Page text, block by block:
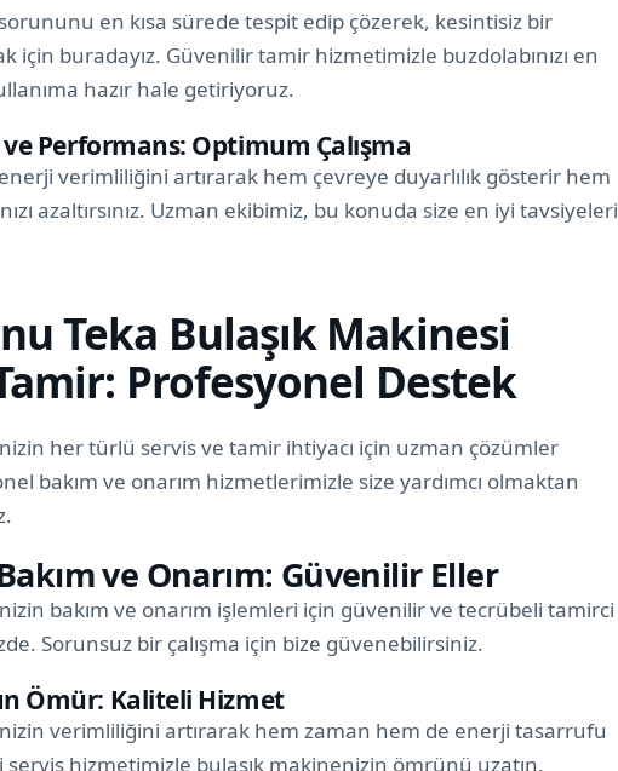
sorununu en kısa sürede tespit edip çözerek, kesintisiz bir
için buradayız. Güvenilir tamir hizmetimizle buzdolabınızı en
hazır hale getiriyoruz.
Performans: Optimum Çalışma
enerji verimliliğini artırarak hem çevreye duyarlılık gösterir hem
azaltırsınız. Uzman ekibimiz, bu konuda size en iyi tavsiyeleri
Teka Bulaşık Makinesi
Profesyonel Destek
her türlü servis ve tamir ihtiyacı için uzman çözümler
bakım ve onarım hizmetlerimizle size yardımcı olmaktan
ve Onarım: Güvenilir Eller
bakım ve onarım işlemleri için güvenilir ve tecrübeli tamirci
Sorunsuz bir çalışma için bize güvenebilirsiniz.
Ömür: Kaliteli Hizmet
verimliliğini artırarak hem zaman hem de enerji tasarrufu
hizmetimizle bulaşık makinenizin ömrünü uzatın.